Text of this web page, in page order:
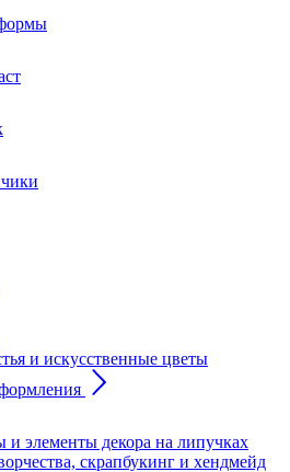
и искусственные цветы
и элементы декора на липучках
скрапбукинг и хендмейд